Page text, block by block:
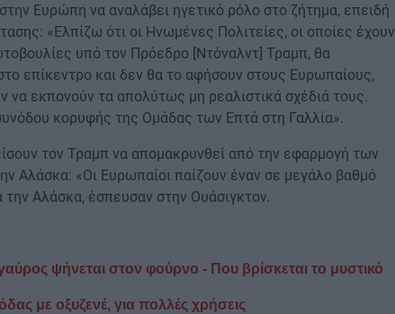
Ευρώπη να αναλάβει ηγετικό ρόλο στο ζήτημα, επειδή
«Ελπίζω ότι οι Ηνωμένες Πολιτείες, οι οποίες έχουν
υπό τον Πρόεδρο [Ντόναλντ] Τραμπ, θα
επίκεντρο και δεν θα το αφήσουν στους Ευρωπαίους,
να εκπονούν τα απολύτως μη ρεαλιστικά σχέδιά τους.
κορυφής της Ομάδας των Επτά στη Γαλλία».
τον Τραμπ να απομακρυνθεί από την εφαρμογή των
Αλάσκα: «Οι Ευρωπαίοι παίζουν έναν σε μεγάλο βαθμό
Αλάσκα, έσπευσαν στην Ουάσιγκτον.
ψήνεται στον φούρνο - Που βρίσκεται το μυστικό
με οξυζενέ, για πολλές χρήσεις